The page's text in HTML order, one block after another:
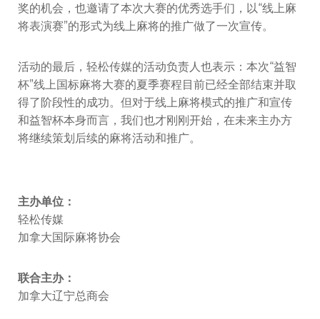
奖的机会，也邀请了本次大赛的优秀选手们，以“线上麻
将表演赛”的形式为线上麻将的推广做了一次宣传。
活动的最后，轻松传媒的活动负责人也表示：本次“益智
杯”线上国标麻将大赛的夏季赛程目前已经全部结束并取
得了阶段性的成功。但对于线上麻将模式的推广和宣传
和益智杯本身而言，我们也才刚刚开始，在未来主办方
将继续策划后续的麻将活动和推广。
主办单位：
轻松传媒
加拿大国际麻将协会
联合主办：
加拿大辽宁总商会